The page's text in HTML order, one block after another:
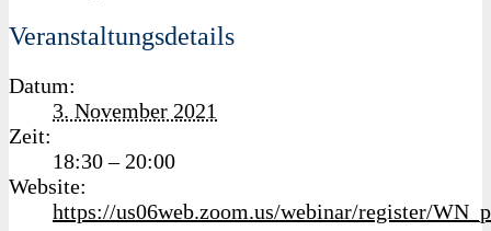
Veranstaltungsdetails
Datum:
3. November 2021
Zeit:
18:30 – 20:00
Website:
https://us06web.zoom.us/webinar/register/